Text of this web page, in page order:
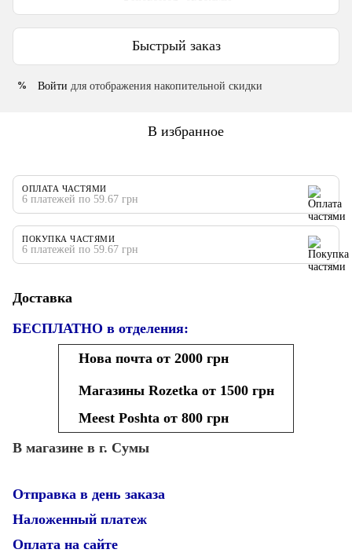
Быстрый заказ
% Войти для отображения накопительной скидки
В избранное
ОПЛАТА ЧАСТЯМИ
6 платежей по 59.67 грн
ПОКУПКА ЧАСТЯМИ
6 платежей по 59.67 грн
Доставка
БЕСПЛАТНО в отделения:
Нова почта от 2000 грн
Магазины Rozetka от 1500 грн
Meest Poshta от 800 грн
В магазине в г. Сумы
Отправка в день заказа
Наложенный платеж
Оплата на сайте